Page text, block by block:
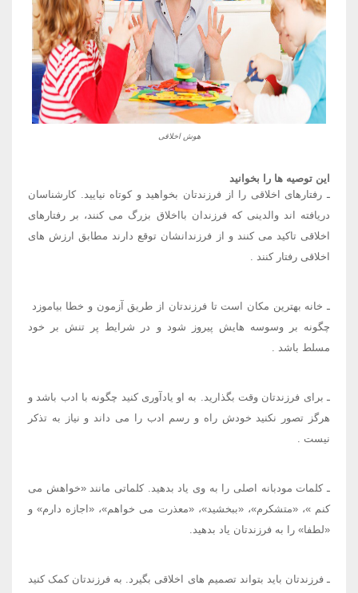
هوش اخلاقی
این توصیه ها را بخوانید
ـ رفتارهای اخلاقی را از فرزندتان بخواهید و کوتاه نیایید. کارشناسان
دریافته اند والدینی که فرزندان بااخلاق بزرگ می کنند، بر رفتارهای
اخلاقی تاکید می کنند و از فرزندانشان توقع دارند مطابق ارزش های
اخلاقی رفتار کنند .
ـ خانه بهترین مکان است تا فرزندتان از طریق آزمون و خطا بیاموزد ​
چگونه بر وسوسه هایش پیروز شود و در شرایط پر تنش بر خود
مسلط باشد .
ـ برای فرزندتان وقت بگذارید. به او یادآوری کنید چگونه با ادب باشد و
هرگز تصور نکنید​ خودش راه و رسم ادب را می داند و نیاز به تذکر
نیست .
ـ کلمات مودبانه اصلی را به وی یاد بدهید. کلماتی مانند «خواهش می
کنم »،«متشکرم»، «ببخشید»، «معذرت می خواهم»، «اجازه دارم» و
«لطفا» را به فرزندتان یاد بدهید.
ـ فرزندتان باید بتواند تصمیم های اخلاقی بگیر​د. به فرزندتان کمک کنید